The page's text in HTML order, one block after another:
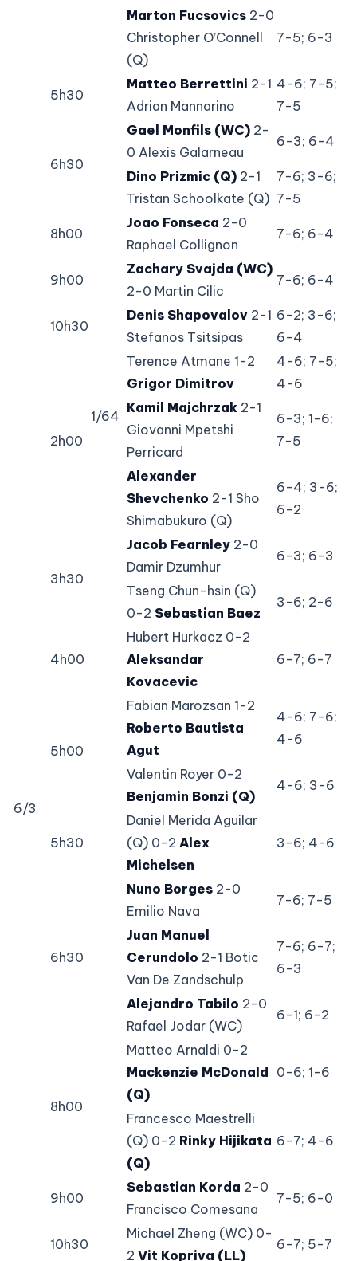
1/64
Marton Fucsovics 2-0
Christopher O’Connell
(Q)
7-5; 6-3
5h30
Matteo Berrettini 2-1
Adrian Mannarino
4-6; 7-5;
7-5
6h30
Gael Monfils (WC) 2-
0 Alexis Galarneau
6-3; 6-4
Dino Prizmic (Q) 2-1
Tristan Schoolkate (Q)
7-6; 3-6;
7-5
8h00
Joao Fonseca 2-0
Raphael Collignon
7-6; 6-4
9h00
Zachary Svajda (WC)
2-0 Martin Cilic
7-6; 6-4
10h30
Denis Shapovalov 2-1
Stefanos Tsitsipas
6-2; 3-6;
6-4
6/3
2h00
Terence Atmane 1-2
Grigor Dimitrov
4-6; 7-5;
4-6
Kamil Majchrzak 2-1
Giovanni Mpetshi
Perricard
6-3; 1-6;
7-5
Alexander
Shevchenko 2-1 Sho
Shimabukuro (Q)
6-4; 3-6;
6-2
3h30
Jacob Fearnley 2-0
Damir Dzumhur
6-3; 6-3
Tseng Chun-hsin (Q)
0-2 Sebastian Baez
3-6; 2-6
4h00
Hubert Hurkacz 0-2
Aleksandar
Kovacevic
6-7; 6-7
5h00
Fabian Marozsan 1-2
Roberto Bautista
Agut
4-6; 7-6;
4-6
Valentin Royer 0-2
Benjamin Bonzi (Q)
4-6; 3-6
5h30
Daniel Merida Aguilar
(Q) 0-2 Alex
Michelsen
3-6; 4-6
6h30
Nuno Borges 2-0
Emilio Nava
7-6; 7-5
Juan Manuel
Cerundolo 2-1 Botic
Van De Zandschulp
7-6; 6-7;
6-3
Alejandro Tabilo 2-0
Rafael Jodar (WC)
6-1; 6-2
8h00
Matteo Arnaldi 0-2
Mackenzie McDonald
(Q)
0-6; 1-6
Francesco Maestrelli
(Q) 0-2 Rinky Hijikata
(Q)
6-7; 4-6
9h00
Sebastian Korda 2-0
Francisco Comesana
7-5; 6-0
10h30
Michael Zheng (WC) 0-
2 Vit Kopriva (LL)
6-7; 5-7